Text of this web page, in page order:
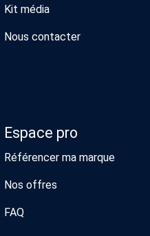
Kit média
Nous contacter
Espace pro
Référencer ma marque
Nos offres
FAQ